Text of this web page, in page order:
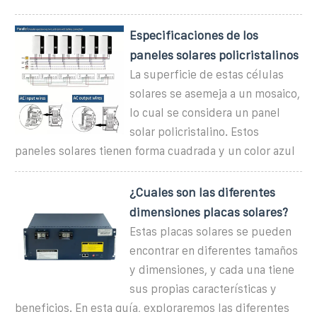
Especificaciones de los
paneles solares policristalinos
La superficie de estas células
solares se asemeja a un mosaico,
lo cual se considera un panel
solar policristalino. Estos
paneles solares tienen forma cuadrada y un color azul
¿Cuales son las diferentes
dimensiones placas solares?
Estas placas solares se pueden
encontrar en diferentes tamaños
y dimensiones, y cada una tiene
sus propias características y
beneficios. En esta guía, exploraremos las diferentes